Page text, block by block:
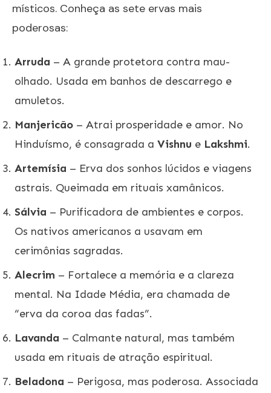
místicos. Conheça as sete ervas mais
poderosas:
Arruda – A grande protetora contra mau-
olhado. Usada em banhos de descarrego e
amuletos.
Manjericão – Atrai prosperidade e amor. No
Hinduísmo, é consagrada a Vishnu e Lakshmi.
Artemísia – Erva dos sonhos lúcidos e viagens
astrais. Queimada em rituais xamânicos.
Sálvia – Purificadora de ambientes e corpos.
Os nativos americanos a usavam em
cerimônias sagradas.
Alecrim – Fortalece a memória e a clareza
mental. Na Idade Média, era chamada de
“erva da coroa das fadas”.
Lavanda – Calmante natural, mas também
usada em rituais de atração espiritual.
Beladona – Perigosa, mas poderosa. Associada